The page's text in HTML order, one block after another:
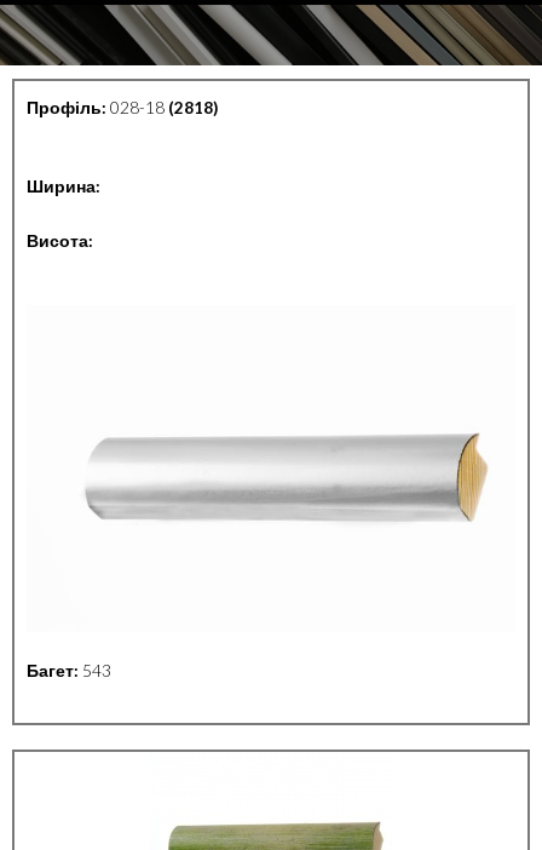
Профіль: 028-18 (2818)
Ширина:
Висота:
Багет: 543